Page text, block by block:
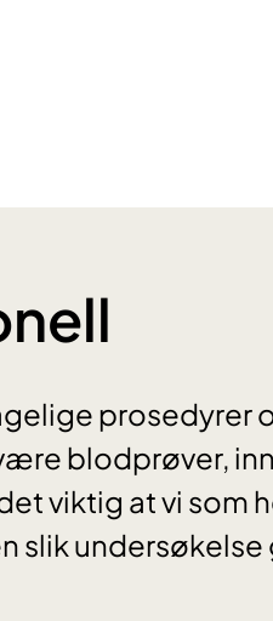
prosedyrer
blodprøver,
viktig at vi som
slik